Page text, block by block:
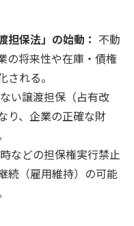
担保法」の始動： 不動
の将来性や在庫・債権
れる。
い譲渡担保（占有改
り、企業の正確な財
などの担保権実行禁止
続（雇用維持）の可能